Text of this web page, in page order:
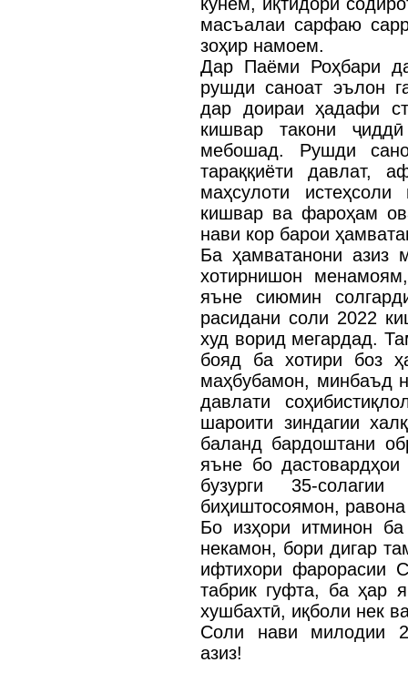
масъалаи сарфаю
зоҳир намоем.
Дар Паёми Роҳбари
рушди саноат эълон
дар доираи ҳадафи
кишвар такони
мебошад. Рушди
тараққиёти давлат,
маҳсулоти
кишвар ва фароҳам
нави кор барои
Ба ҳамватанони азиз
хотирнишон
яъне сиюмин
расидани соли 2022
худ ворид мегардад.
бояд ба хотири боз
маҳбубамон, минбаъд
давлати
шароити зиндагии
баланд бардоштани
яъне бо
бузурги 35-
биҳиштосоямон,
Бо изҳори итминон
некамон, бори дигар
ифтихори фарорасии
табрик гуфта, ба ҳар
хушбахтӣ, иқболи нек
Соли нави милодии
азиз!